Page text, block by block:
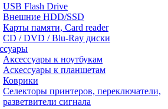
USB Flash Drive
Внешние HDD/SSD
Карты памяти, Card reader
CD / DVD / Blu-Ray диски
Аксессуары к ноутбукам
Аскессуары к планшетам
Коврики
Селекторы принтеров, переключатели,
разветвители сигнала